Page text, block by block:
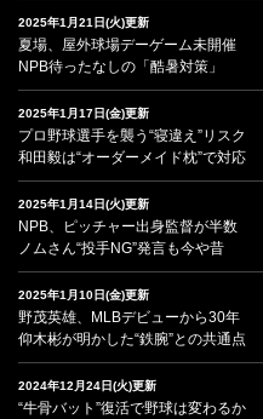
2025年1月21日(火)更新
夏場、屋外球場デーゲーム未開催
NPB待ったなしの「酷暑対策」
2025年1月17日(金)更新
プロ野球選手を襲う“寝違え”リスク
和田毅は“オーダーメイド枕”で対応
2025年1月14日(火)更新
NPB、ピッチャー出身監督が半数
ノムさん“投手NG”発言も今や昔
2025年1月10日(金)更新
野茂英雄、MLBデビューから30年
仰木彬が明かした“鉄腕”との共通点
2024年12月24日(火)更新
“牛骨バット”復活で野球は変わるか